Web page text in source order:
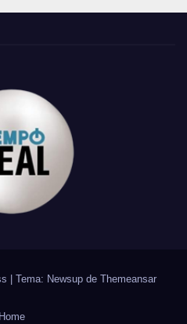
| Tema: Newsup de Themeansar
Home